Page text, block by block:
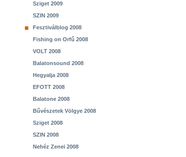
Sziget 2009
SZIN 2009
Fesztiválblog 2008
Fishing on Orfű 2008
VOLT 2008
Balatonsound 2008
Hegyalja 2008
EFOTT 2008
Balatone 2008
Bűvészetek Völgye 2008
Sziget 2008
SZIN 2008
Nehéz Zenei 2008